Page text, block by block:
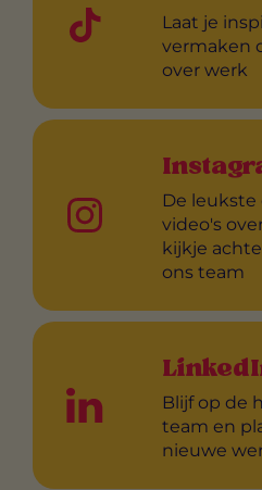
Laat je
vermaken
over werk
De leukste
video's
kijkje
ons team
Blijf op de
team en
nieuwe